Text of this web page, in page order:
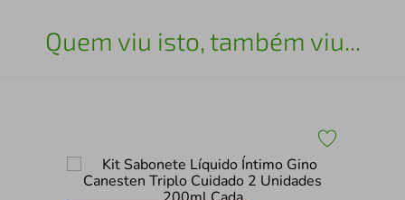
Quem viu isto, também viu...